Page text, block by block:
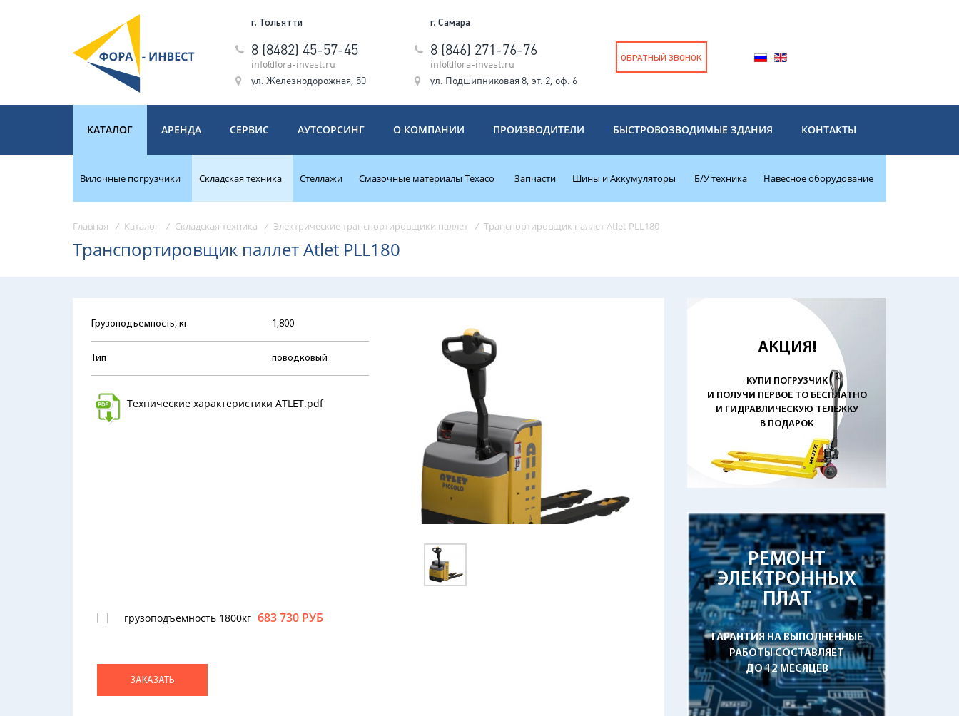
г. Тольятти
8 (8482) 45-57-45
info@fora-invest.ru
ул. Железнодорожная, 50
г. Самара
8 (846) 271-76-76
info@fora-invest.ru
ул. Подшипниковая 8, эт. 2, оф. 6
ОБРАТНЫЙ ЗВОНОК
КАТАЛОГ АРЕНДА СЕРВИС АУТСОРСИНГ О КОМПАНИИ ПРОИЗВОДИТЕЛИ БЫСТРОВОЗВОДИМЫЕ ЗДАНИЯ КОНТАКТЫ
Вилочные погрузчики Складская техника Стеллажи Смазочные материалы Texaco Запчасти Шины и Аккумуляторы Б/У техника Навесное оборудование
Главная / Каталог / Складская техника / Электрические транспортировщики паллет / Транспортировщик паллет Atlet PLL180
Транспортировщик паллет Atlet PLL180
Грузоподъемность, кг 1,800
Тип поводковый
Технические характеристики ATLET.pdf
грузоподъемность 1800кг 683 730 РУБ
ЗАКАЗАТЬ
АКЦИЯ!
КУПИ ПОГРУЗЧИК
И ПОЛУЧИ ПЕРВОЕ ТО БЕСПЛАТНО
И ГИДРАВЛИЧЕСКУЮ ТЕЛЕЖКУ
В ПОДАРОК
РЕМОНТ
ЭЛЕКТРОННЫХ
ПЛАТ
ГАРАНТИЯ НА ВЫПОЛНЕННЫЕ
РАБОТЫ СОСТАВЛЯЕТ
ДО 12 МЕСЯЦЕВ